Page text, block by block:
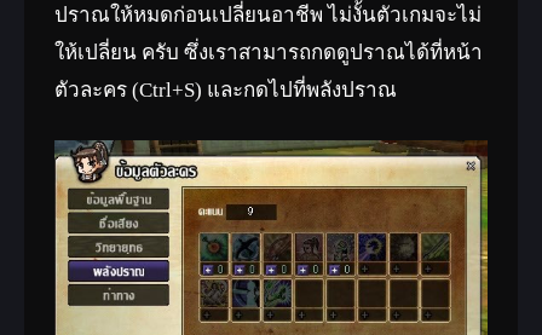
ปราณให้หมดก่อนเปลี่ยนอาชีพ ไม่งั้นตัวเกมจะไม่
ให้เปลี่ยน ครับ ซึ่งเราสามารถกดดูปราณได้ที่หน้า
ตัวละคร (Ctrl+S) และกดไปที่พลังปราณ